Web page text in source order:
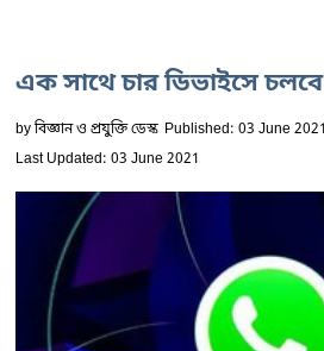
এক সাথে চার ডিভাইসে
byবিজ্ঞান ও প্রযুক্তি ডেস্ক Published: 03 June 2021
Last Updated: 03 June 2021